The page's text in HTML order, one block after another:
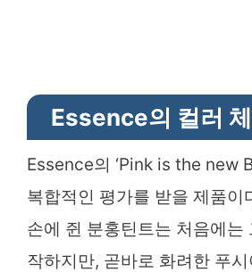
Essence의 컬러
Essence의 ‘Pink is the new
복합적인 평가를 받을 제품이
손에 쥔 분홍틴트는 처음에는
작하지만, 곧바로 화려한 푸